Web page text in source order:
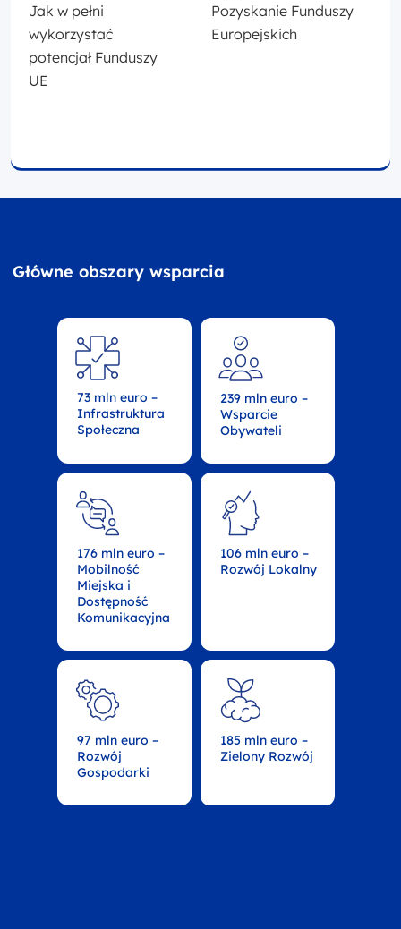
Jak w pełni
wykorzystać
potencjał Funduszy
UE
Pozyskanie Funduszy
Europejskich
Główne obszary wsparcia
73 mln euro –
Infrastruktura
Społeczna
239 mln euro –
Wsparcie
Obywateli
176 mln euro –
Mobilność
Miejska i
Dostępność
Komunikacyjna
106 mln euro –
Rozwój Lokalny
97 mln euro –
Rozwój
Gospodarki
185 mln euro –
Zielony Rozwój